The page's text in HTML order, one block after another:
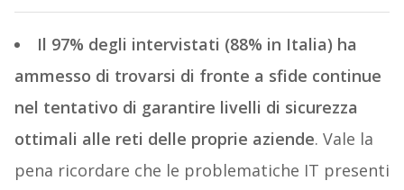
Il 97% degli intervistati (88% in Italia) ha
ammesso di trovarsi di fronte a sfide continue
nel tentativo di garantire livelli di sicurezza
ottimali alle reti delle proprie aziende. Vale la
pena ricordare che le problematiche IT presenti